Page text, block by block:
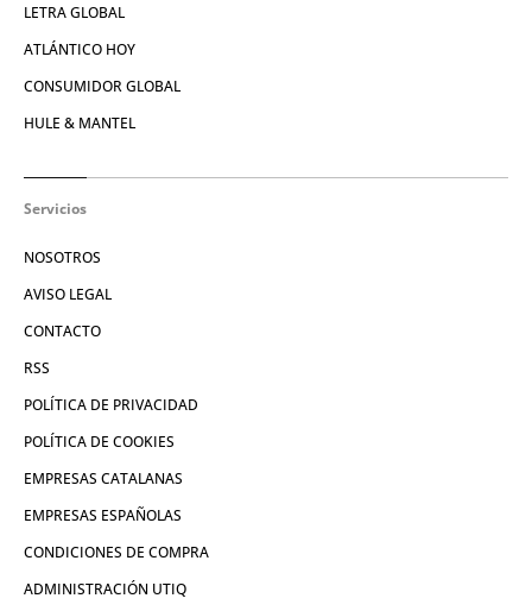
LETRA GLOBAL
ATLÁNTICO HOY
CONSUMIDOR GLOBAL
HULE & MANTEL
Servicios
NOSOTROS
AVISO LEGAL
CONTACTO
RSS
POLÍTICA DE PRIVACIDAD
POLÍTICA DE COOKIES
EMPRESAS CATALANAS
EMPRESAS ESPAÑOLAS
CONDICIONES DE COMPRA
ADMINISTRACIÓN UTIQ